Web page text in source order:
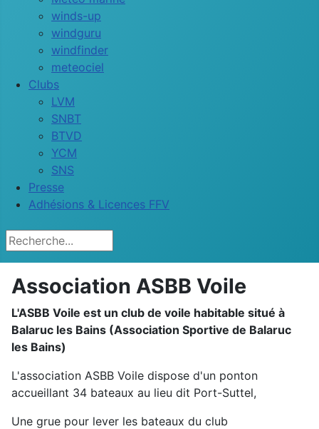
winds-up
windguru
windfinder
meteociel
Clubs
LVM
SNBT
BTVD
YCM
SNS
Presse
Adhésions & Licences FFV
Rechercher
Association ASBB Voile
L'ASBB Voile est un club de voile habitable situé à
Balaruc les Bains (Association Sportive de Balaruc
les Bains)
L'association ASBB Voile dispose d'un ponton
accueillant 34 bateaux au lieu dit Port-Suttel,
Une grue pour lever les bateaux du club